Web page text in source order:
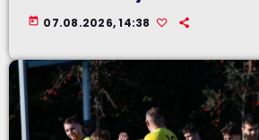
today 07.08.2026, 14:38